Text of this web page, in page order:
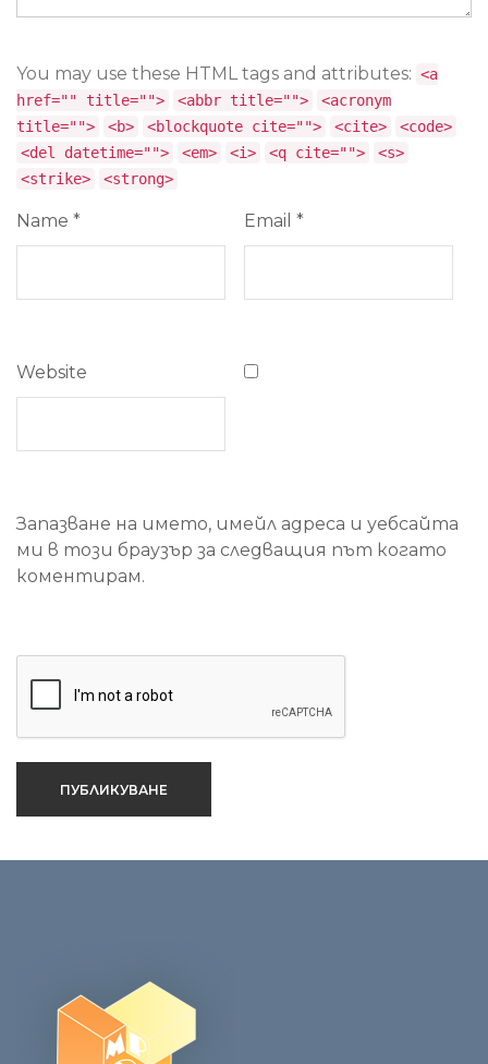
You may use these HTML tags and attributes: <a
href="" title="">
<abbr title="">
<acronym
title="">
<b> <blockquote cite=""> <cite>
<code>
<del datetime="">
<em> <i> <q cite="">
<s>
<strike>
<strong>
Name * Email *
Website
Запазване на името, имейл адреса и уебсайта
ми в този браузър за следващия път когато
коментирам.